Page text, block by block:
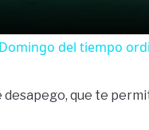
del tiempo
que te